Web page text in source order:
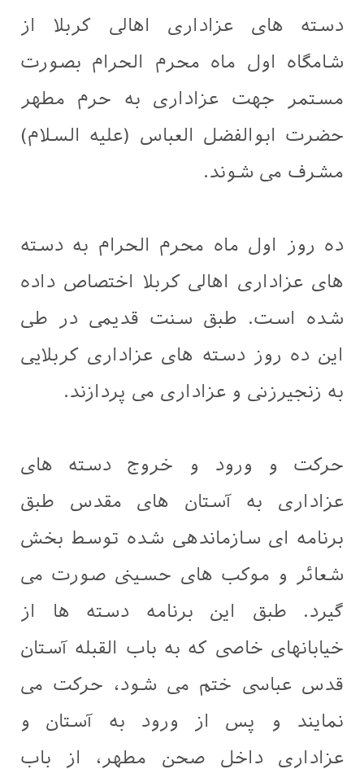
دسته های عزاداری اهالی کربلا از
شامگاه اول ماه محرم الحرام بصورت
مستمر جهت عزاداری به حرم مطهر
حضرت ابوالفضل العباس (علیه السلام)
مشرف می شوند.
ده روز اول ماه محرم الحرام به دسته
های عزاداری اهالی کربلا اختصاص داده
شده است. طبق سنت قدیمی در طی
این ده روز دسته های عزاداری کربلایی
به زنجیرزنی و عزاداری می پردازند.
حرکت و ورود و خروج دسته های
عزاداری به آستان های مقدس طبق
برنامه ای سازماندهی شده توسط بخش
شعائر و موکب های حسینی صورت می
گیرد. طبق این برنامه دسته ها از
خیابانهای خاصی که به باب القبله آستان
قدس عباسی ختم می شود، حرکت می
نمایند و پس از ورود به آستان و
عزاداری داخل صحن مطهر، از باب